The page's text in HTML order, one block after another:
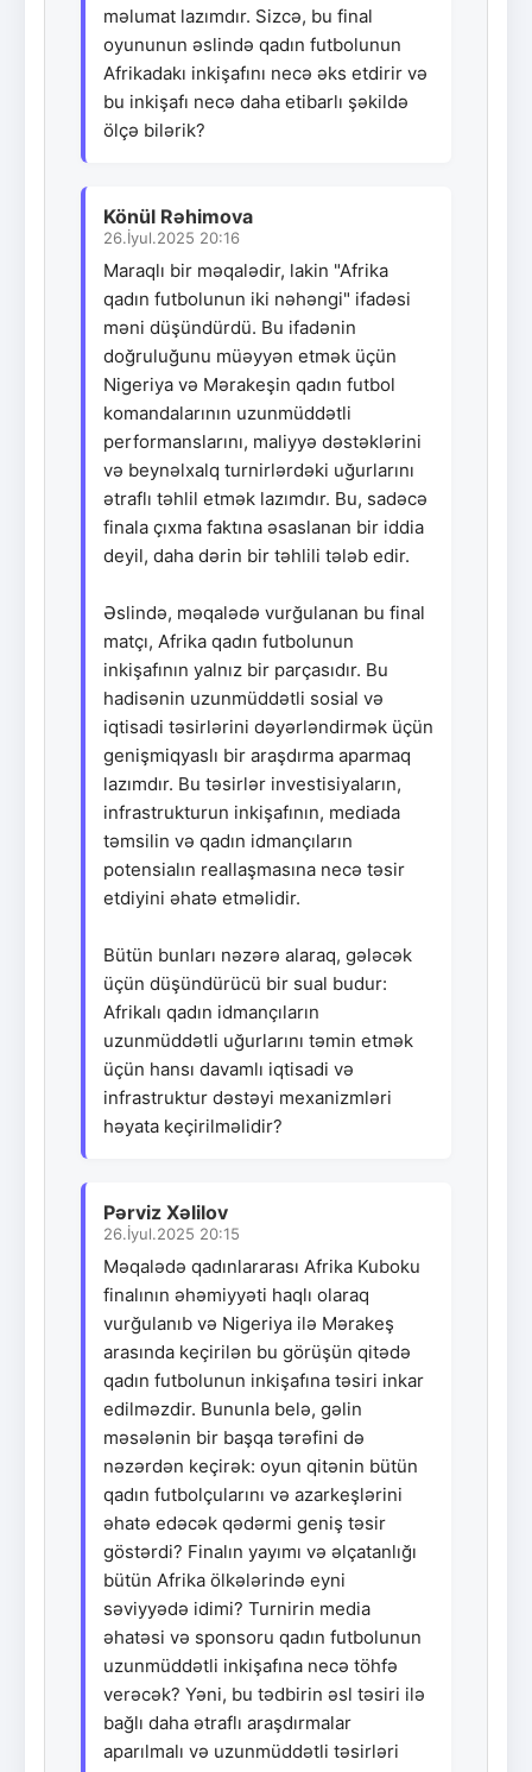
məlumat lazımdır. Sizcə, bu final
oyununun əslində qadın futbolunun
Afrikadakı inkişafını necə əks etdirir və
bu inkişafı necə daha etibarlı şəkildə
ölçə bilərik?
Könül Rəhimova
26.İyul.2025 20:16
Maraqlı bir məqalədir, lakin "Afrika
qadın futbolunun iki nəhəngi" ifadəsi
məni düşündürdü. Bu ifadənin
doğruluğunu müəyyən etmək üçün
Nigeriya və Mərakeşin qadın futbol
komandalarının uzunmüddətli
performanslarını, maliyyə dəstəklərini
və beynəlxalq turnirlərdəki uğurlarını
ətraflı təhlil etmək lazımdır. Bu, sadəcə
finala çıxma faktına əsaslanan bir iddia
deyil, daha dərin bir təhlili tələb edir.
Əslində, məqalədə vurğulanan bu final
matçı, Afrika qadın futbolunun
inkişafının yalnız bir parçasıdır. Bu
hadisənin uzunmüddətli sosial və
iqtisadi təsirlərini dəyərləndirmək üçün
genişmiqyaslı bir araşdırma aparmaq
lazımdır. Bu təsirlər investisiyaların,
infrastrukturun inkişafının, mediada
təmsilin və qadın idmançıların
potensialın reallaşmasına necə təsir
etdiyini əhatə etməlidir.
Bütün bunları nəzərə alaraq, gələcək
üçün düşündürücü bir sual budur:
Afrikalı qadın idmançıların
uzunmüddətli uğurlarını təmin etmək
üçün hansı davamlı iqtisadi və
infrastruktur dəstəyi mexanizmləri
həyata keçirilməlidir?
Pərviz Xəlilov
26.İyul.2025 20:15
Məqalədə qadınlararası Afrika Kuboku
finalının əhəmiyyəti haqlı olaraq
vurğulanıb və Nigeriya ilə Mərakeş
arasında keçirilən bu görüşün qitədə
qadın futbolunun inkişafına təsiri inkar
edilməzdir. Bununla belə, gəlin
məsələnin bir başqa tərəfini də
nəzərdən keçirək: oyun qitənin bütün
qadın futbolçularını və azarkeşlərini
əhatə edəcək qədərmi geniş təsir
göstərdi? Finalın yayımı və əlçatanlığı
bütün Afrika ölkələrində eyni
səviyyədə idimi? Turnirin media
əhatəsi və sponsoru qadın futbolunun
uzunmüddətli inkişafına necə töhfə
verəcək? Yəni, bu tədbirin əsl təsiri ilə
bağlı daha ətraflı araşdırmalar
aparılmalı və uzunmüddətli təsirləri